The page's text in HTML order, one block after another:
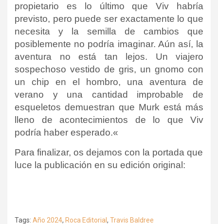
propietario es lo último que Viv habría
previsto, pero puede ser exactamente lo que
necesita y la semilla de cambios que
posiblemente no podría imaginar. Aún así, la
aventura no está tan lejos.
Un viajero
sospechoso vestido de gris, un gnomo con
un chip en el hombro, una aventura de
verano y una cantidad improbable de
esqueletos demuestran que Murk está más
lleno de acontecimientos de lo que Viv
podría haber esperado.«
Para finalizar, os dejamos con la portada que
luce la publicación en su edición original:
Tags: Año 2024, Roca Editorial, Travis Baldree